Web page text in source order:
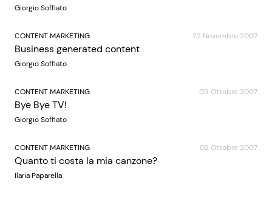
Giorgio Soffiato
CONTENT MARKETING 22 Novembre 2007
Business generated content
Giorgio Soffiato
CONTENT MARKETING 09 Ottobre 2007
Bye Bye TV!
Giorgio Soffiato
CONTENT MARKETING 02 Ottobre 2007
Quanto ti costa la mia canzone?
Ilaria Paparella